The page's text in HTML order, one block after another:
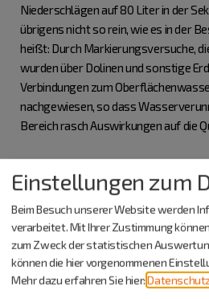
Niederschlägen auf 80 Liter in der
übrigens nicht so rein, wie es in der
heißt: Durch Markierungsversuche,
wurden über Dolinen und sonstige
Verbindungen zum
nachgewiesen, so dass
Bereich rasch Auswirkungen auf die
Lage
Die Erzwäsche liegt ca. 1 km
kleinen Seitental der Anlauter. Sie ist
Kaldorf (Wanderweg Nr. 4 und 5)
wobei man bei der Tafelmühle nach
Einstellungen zum
Beim Besuch unserer Website werden
verarbeitet. Mit Ihrer Zustimmung
zum Zweck der statistischen
können die hier vorgenommenen
Mehr dazu erfahren Sie hier: